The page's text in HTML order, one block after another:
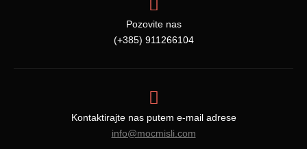
Pozovite nas
(+385) 911266104
Kontaktirajte nas putem e-mail adrese
info@mocmisli.com